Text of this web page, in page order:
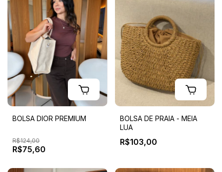
BOLSA DIOR PREMIUM
R$124,00
R$75,60
BOLSA DE PRAIA - MEIA
LUA
R$103,00